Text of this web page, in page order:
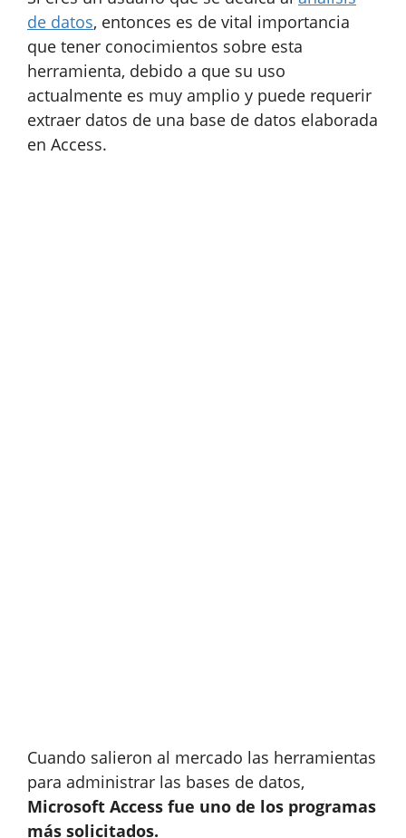
de datos, entonces es de vital importancia
que tener conocimientos sobre esta
herramienta, debido a que su uso
actualmente es muy amplio y puede requerir
extraer datos de una base de datos elaborada
en Access.
Cuando salieron al mercado las herramientas
para administrar las bases de datos,
Microsoft Access fue uno de los programas
más solicitados.